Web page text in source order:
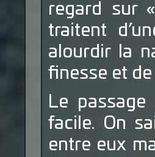
regard sur
traitent
alourdir la
finesse et
Le passage
facile. On
entre eux